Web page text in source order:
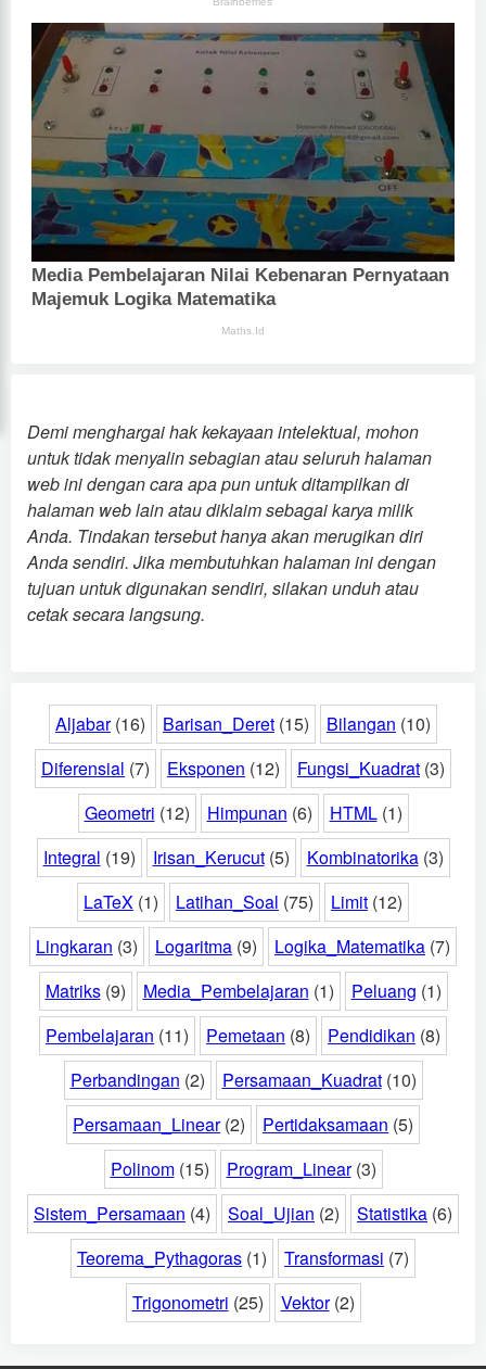
Demi menghargai hak kekayaan intelektual, mohon
untuk tidak menyalin sebagian atau seluruh halaman
web ini dengan cara apa pun untuk ditampilkan di
halaman web lain atau diklaim sebagai karya milik
Anda. Tindakan tersebut hanya akan merugikan diri
Anda sendiri. Jika membutuhkan halaman ini dengan
tujuan untuk digunakan sendiri, silakan unduh atau
cetak secara langsung.
Aljabar (16) Barisan_Deret (15) Bilangan (10)
Diferensial (7) Eksponen (12) Fungsi_Kuadrat (3)
Geometri (12) Himpunan (6) HTML (1)
Integral (19) Irisan_Kerucut (5) Kombinatorika (3)
LaTeX (1) Latihan_Soal (75) Limit (12)
Lingkaran (3) Logaritma (9) Logika_Matematika (7)
Matriks (9) Media_Pembelajaran (1) Peluang (1)
Pembelajaran (11) Pemetaan (8) Pendidikan (8)
Perbandingan (2) Persamaan_Kuadrat (10)
Persamaan_Linear (2) Pertidaksamaan (5)
Polinom (15) Program_Linear (3)
Sistem_Persamaan (4) Soal_Ujian (2) Statistika (6)
Teorema_Pythagoras (1) Transformasi (7)
Trigonometri (25) Vektor (2)